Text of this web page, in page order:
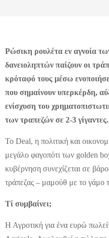
Ρώσικη ρουλέτα εν αγνοία
δανειοληπτών παίζουν οι
κρόταφό τους μέσω
που σημαίνουν υπερκέρδη,
ενίσχυση του
των τραπεζών σε 2-3 γίγαντες.
Το Deal, η πολιτική και
μεγάλο φαγοπότι των golden
κυβέρνηση συνεχίζεται σε
τράπεζας – μαμούθ με το γάμο
Τί συμβαίνει;
Η Αγροτική για ένα ευρώ